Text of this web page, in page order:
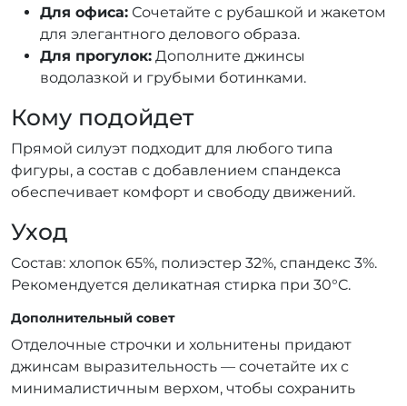
Для офиса: Сочетайте с рубашкой и жакетом
для элегантного делового образа.
Для прогулок: Дополните джинсы
водолазкой и грубыми ботинками.
Кому подойдет
Прямой силуэт подходит для любого типа
фигуры, а состав с добавлением спандекса
обеспечивает комфорт и свободу движений.
Уход
Состав: хлопок 65%, полиэстер 32%, спандекс 3%.
Рекомендуется деликатная стирка при 30°C.
Дополнительный совет
Отделочные строчки и хольнитены придают
джинсам выразительность — сочетайте их с
минималистичным верхом, чтобы сохранить